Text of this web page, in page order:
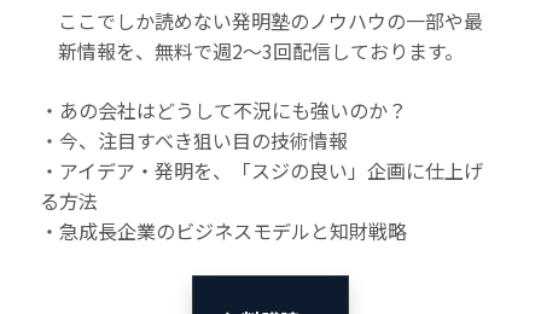
ここでしか読めない発明塾のノウハウの一部や最
新情報を、無料で週2〜3回配信しております。
・あの会社はどうして不況にも強いのか？
・今、注目すべき狙い目の技術情報
・アイデア・発明を、「スジの良い」企画に仕上げ
る方法
・急成長企業のビジネスモデルと知財戦略